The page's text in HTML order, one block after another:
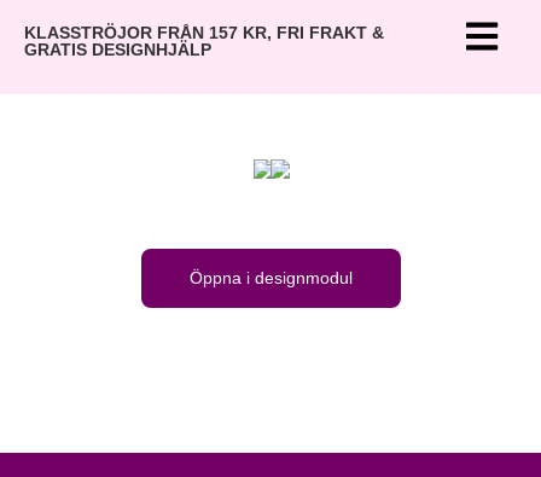
KLASSTRÖJOR FRÅN 157 KR, FRI FRAKT &
GRATIS DESIGNHJÄLP
Öppna i designmodul